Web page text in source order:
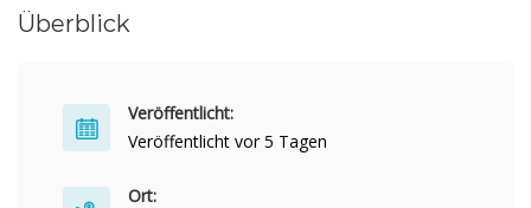
Überblick
Veröffentlicht:
Veröffentlicht vor 5 Tagen
Ort: